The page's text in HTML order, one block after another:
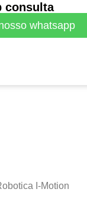
consulta
whatsapp
I-Motion